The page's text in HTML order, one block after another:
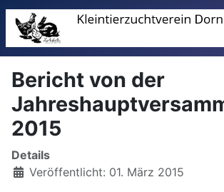
Bericht von der
2015
Details
Veröffentlicht: 01. März 2015